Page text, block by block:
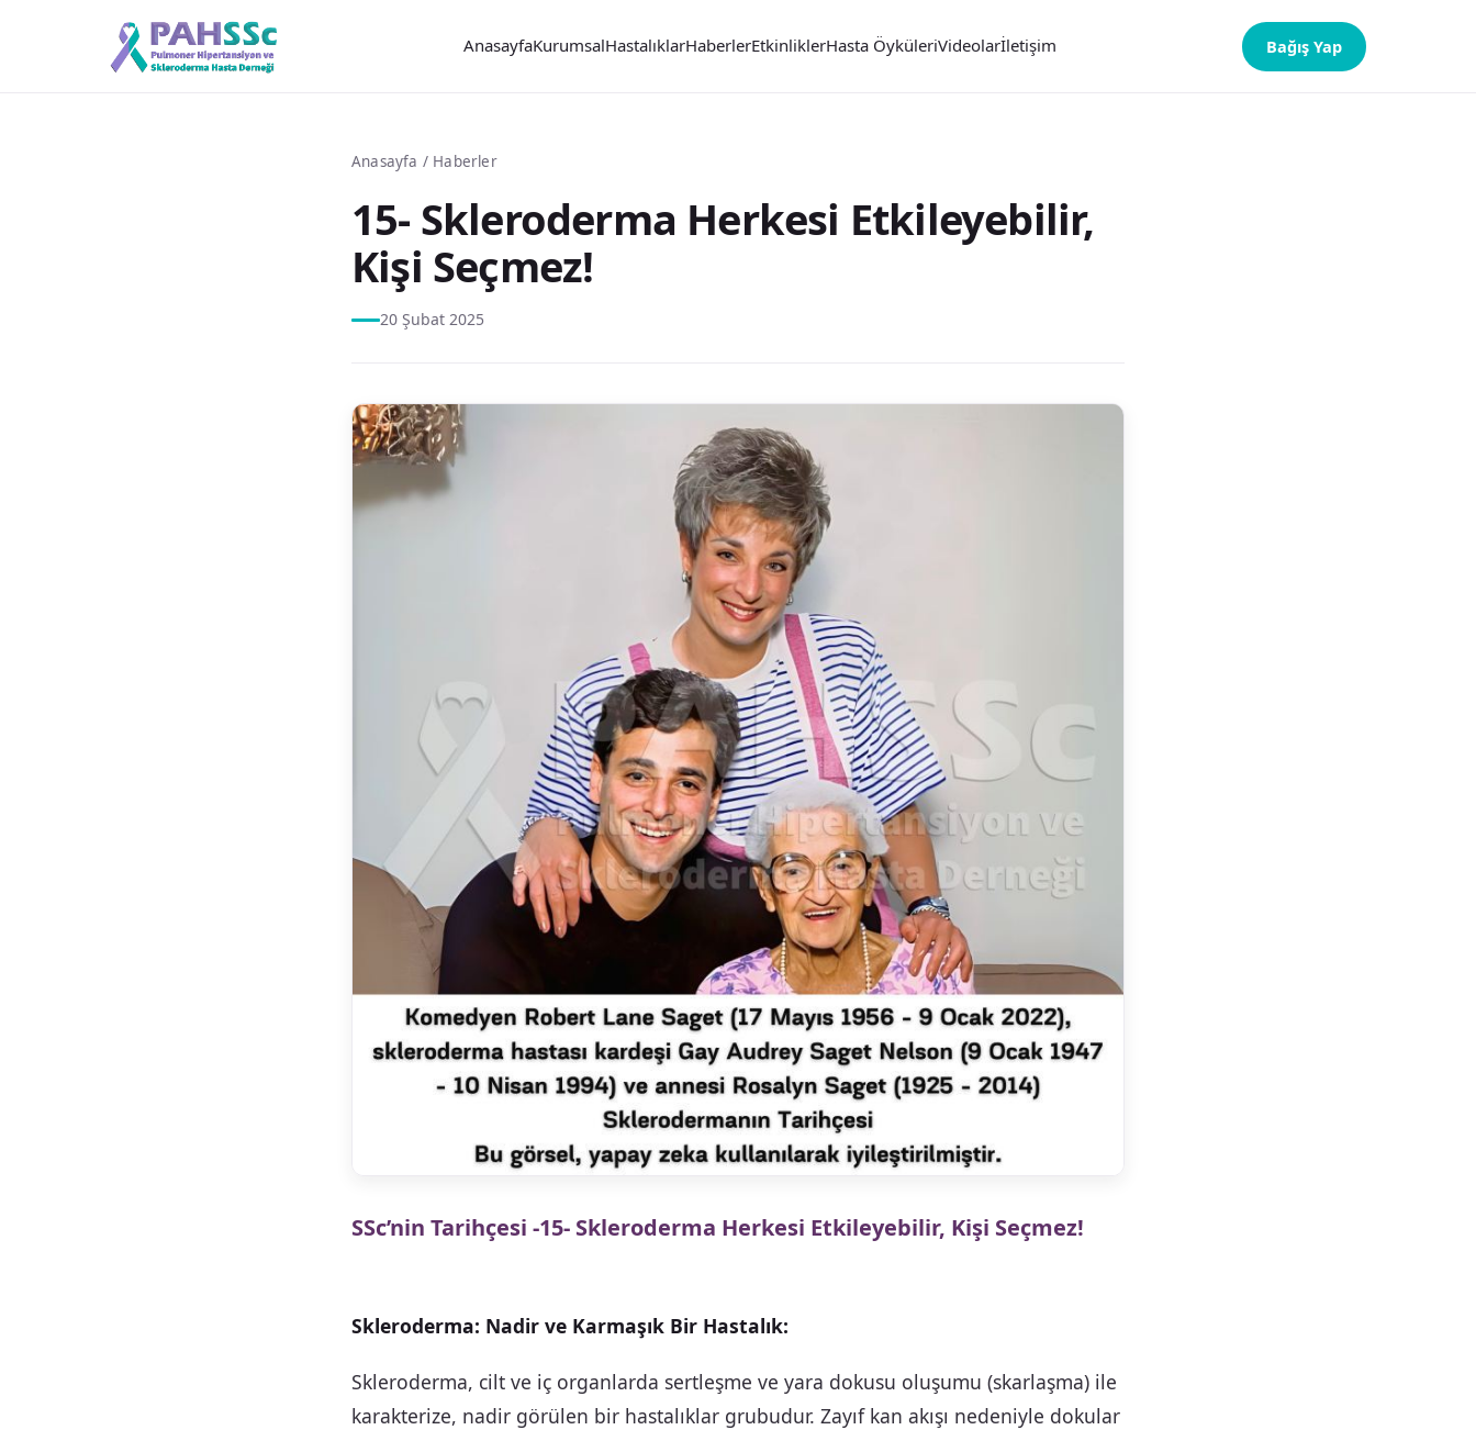
AnasayfaKurumsalHastalıklarHaberlerEtkinliklerHasta ÖyküleriVideolarİletişim Bağış Yap
Anasayfa / Haberler
15- Skleroderma Herkesi Etkileyebilir,
Kişi Seçmez!
20 Şubat 2025
SSc’nin Tarihçesi -15- Skleroderma Herkesi Etkileyebilir, Kişi Seçmez!
Skleroderma: Nadir ve Karmaşık Bir Hastalık:
Skleroderma, cilt ve iç organlarda sertleşme ve yara dokusu oluşumu (skarlaşma) ile
karakterize, nadir görülen bir hastalıklar grubudur. Zayıf kan akışı nedeniyle dokular